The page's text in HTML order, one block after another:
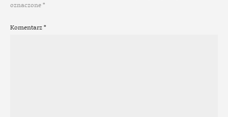
oznaczone*
Komentarz*